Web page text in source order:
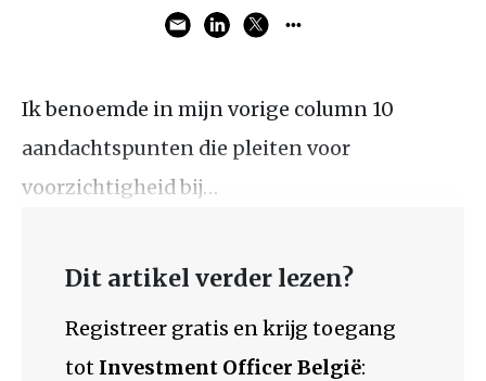
Ik benoemde in mijn vorige column 10
aandachtspunten die pleiten voor
voorzichtigheid bij…
Dit artikel verder lezen?
Registreer gratis en krijg toegang
tot Investment Officer België: